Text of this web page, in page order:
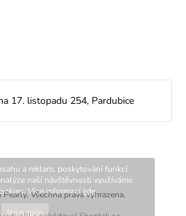
a reklam, poskytování funkcí
naší návštěvnosti využíváme
Více informacízde.
Rozumím
17. listopadu 254, Pardubice
Pearly. Všechna práva vyhrazena.